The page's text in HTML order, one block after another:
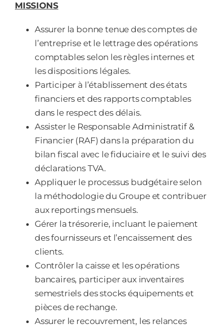
MISSIONS
Assurer la bonne tenue des comptes de
l’entreprise et le lettrage des opérations
comptables selon les règles internes et
les dispositions légales.
Participer à l’établissement des états
financiers et des rapports comptables
dans le respect des délais.
Assister le Responsable Administratif &
Financier (RAF) dans la préparation du
bilan fiscal avec le fiduciaire et le suivi des
déclarations TVA.
Appliquer le processus budgétaire selon
la méthodologie du Groupe et contribuer
aux reportings mensuels.
Gérer la trésorerie, incluant le paiement
des fournisseurs et l’encaissement des
clients.
Contrôler la caisse et les opérations
bancaires, participer aux inventaires
semestriels des stocks équipements et
pièces de rechange.
Assurer le recouvrement, les relances